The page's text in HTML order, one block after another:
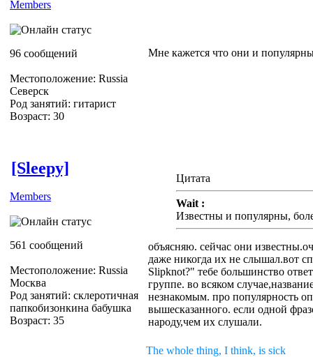
Members
96 сообщений
Местоположение: Russia
Северск
Род занятий: гитарист
Возраст: 30
Мне кажется что они и
[Sleepy]
Members
561 сообщений
Местоположение: Russia
Москва
Род занятий: склеротичная
папкобизонкина бабушка
Возраст: 35
Цитата
Wait :
Известны и популярны,
объясняю. сейчас они
даже никогда их не слышал.вот
Slipknot?" тебе большинство
группе. во всяком
незнакомым. про популярность
вышесказанного. если одной
народу,чем их слушали.
The whole thing, I think, is sick